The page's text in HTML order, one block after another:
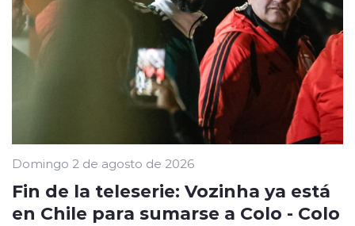
Domingo 2 de agosto de 2026
Fin de la teleserie: Vozinha ya está
en Chile para sumarse a Colo - Colo